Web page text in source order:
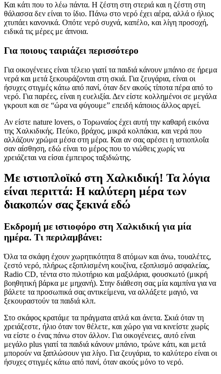
Και κάτι που το λέω πάντα. Η ζέστη στη στεριά και η ζέστη στη
θάλασσα δεν είναι το ίδιο. Πάνω στο νερό έχει αέρα, αλλά ο ήλιος
χτυπάει κανονικά. Οπότε νερό συχνά, καπέλο, και λίγη προσοχή,
ειδικά τις μέρες με άπνοια.
Για ποιους ταιριάζει περισσότερο
Για οικογένειες είναι τέλειο γιατί τα παιδιά κάνουν μπάνιο σε ήρεμα
νερά και μετά ξεκουράζονται στη σκιά. Για ζευγάρια, είναι οι
ήσυχες στιγμές κάτω από πανί, όταν δεν ακούς τίποτα πέρα από το
νερό. Για παρέες, είναι η ευελιξία. Δεν είστε κολλημένοι σε μεγάλα
γκρουπ και σε “ώρα να φύγουμε” επειδή κάποιος άλλος αργεί.
Αν είστε nature lovers, ο Τορωναίος έχει αυτή την καθαρή εικόνα
της Χαλκιδικής. Πεύκο, βράχος, μικρά κολπάκια, και νερά που
αλλάζουν χρώμα μέσα στη μέρα. Και αν σας αρέσει η ιστιοπλοΐα
σαν αίσθηση, εδώ είναι το μέρος που το νιώθεις χωρίς να
χρειάζεται να είσαι έμπειρος ταξιδιώτης.
Με ιστιοπλοϊκό στη Χαλκιδική! Τα λόγια
είναι περιττά: Η καλύτερη μέρα των
διακοπών σας ξεκινά εδώ
Εκδρομή με ιστιοφόρο στη Χαλκιδική για μία
ημέρα. Τι περιλαμβάνει:
Όλα τα σκάφη έχουν χωρητικότητα 8 ατόμων και άνω, τουαλέτες,
ζεστό νερό, πλήρως εξοπλισμένη κουζίνα, εξοπλισμό ασφαλείας,
Radio CD, τέντα στο πιλοτήριο και μαξιλάρια, φουσκωτό (μικρή
βοηθητική βάρκα με μηχανή). Στην διάθεση σας μία καμπίνα για να
βάλετε τα προσωπικά σας αντικείμενα, να αλλάξετε μαγιό, να
ξεκουραστούν τα παιδιά κλπ.
Στο σκάφος κρατάμε τα πράγματα απλά και άνετα. Σκιά όταν τη
χρειάζεστε, ήλιο όταν τον θέλετε, και χώρο για να κινείστε χωρίς
να είστε ο ένας πάνω στον άλλον. Για οικογένειες, αυτό είναι
μεγάλο plus γιατί τα παιδιά κάνουν μπάνιο, τρώνε κάτι, και μετά
μπορούν να ξαπλώσουν για λίγο. Για ζευγάρια, το καλύτερο είναι οι
ήσυχες στιγμές κάτω από πανί, όταν ακούς μόνο το νερό.